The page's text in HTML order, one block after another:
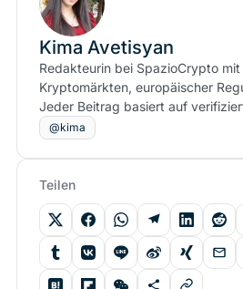
Kima Avetisyan
Redakteurin bei SpazioCrypto
Kryptomärkten, europäischer
Jeder Beitrag basiert auf
@kima
Teilen